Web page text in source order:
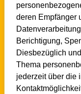
deren Empfänger
Berichtigung,
Diesbezüglich
Thema
jederzeit über die